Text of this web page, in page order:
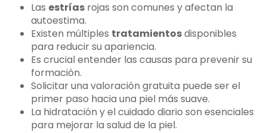
Las estrías rojas son comunes y afectan la
autoestima.
Existen múltiples tratamientosdisponibles
para reducir su apariencia.
Es crucial entender las causas para prevenir su
formación.
Solicitar una valoración gratuita puede ser el
primer paso hacia una piel más suave.
La hidratación y el cuidado diario son esenciales
para mejorar la salud de la piel.